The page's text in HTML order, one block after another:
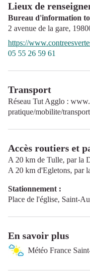
Lieux de
Bureau d'information
2 avenue de la gare,
https://
05 55 26 59 61
Transport
Réseau Tut Agglo :
pratique/mobilite/
Accès routiers et
A 20 km de Tulle, par la
A 20 km d'Egletons, par
Stationnement :
Place de l'église, Saint-
En savoir plus
Météo France